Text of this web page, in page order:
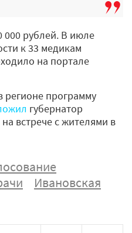
000 рублей. В июле
к 33 медикам
на портале
регионе программу
губернатор
встрече с жителями в
Ивановская